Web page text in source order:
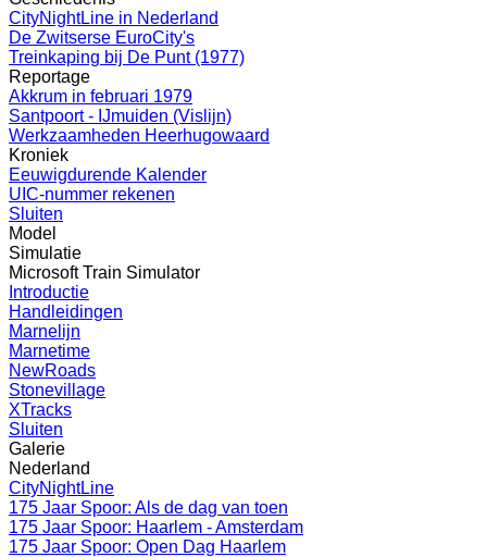
CityNightLine in Nederland
De Zwitserse EuroCity's
Treinkaping bij De Punt (1977)
Reportage
Akkrum in februari 1979
Santpoort - IJmuiden (Vislijn)
Werkzaamheden Heerhugowaard
Kroniek
Eeuwigdurende Kalender
UIC-nummer rekenen
Sluiten
Model
Simulatie
Microsoft Train Simulator
Introductie
Handleidingen
Marnelijn
Marnetime
NewRoads
Stonevillage
XTracks
Sluiten
Galerie
Nederland
CityNightLine
175 Jaar Spoor: Als de dag van toen
175 Jaar Spoor: Haarlem - Amsterdam
175 Jaar Spoor: Open Dag Haarlem